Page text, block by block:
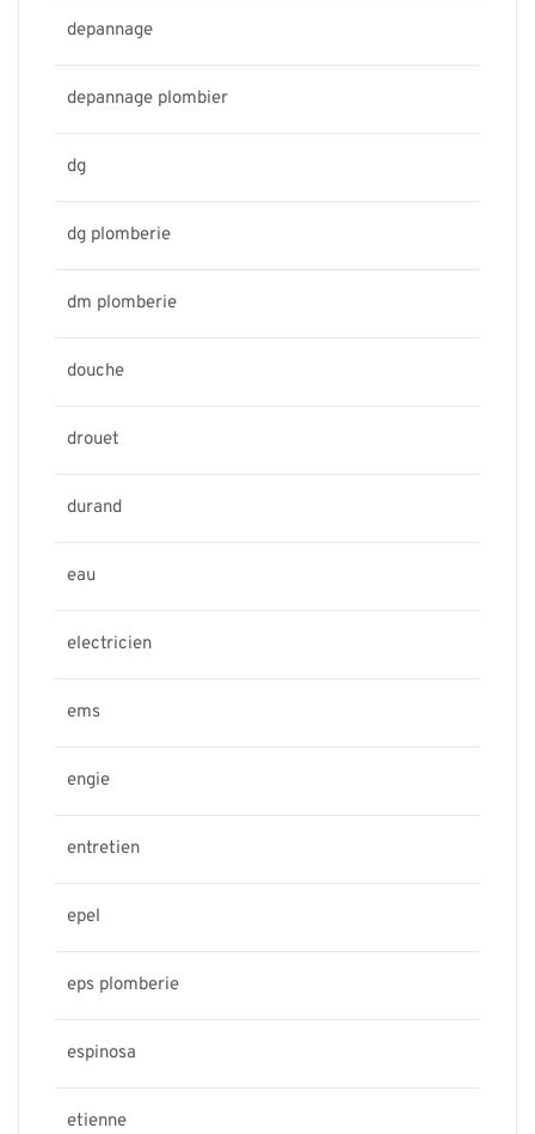
depannage
depannage plombier
dg
dg plomberie
dm plomberie
douche
drouet
durand
eau
electricien
ems
engie
entretien
epel
eps plomberie
espinosa
etienne